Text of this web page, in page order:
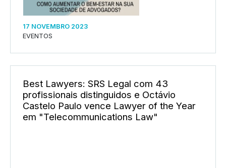
17 NOVEMBRO 2023
EVENTOS
Best Lawyers: SRS Legal com 43
profissionais distinguidos e Octávio
Castelo Paulo vence Lawyer of the Year
em "Telecommunications Law"